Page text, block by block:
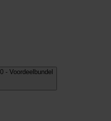
- Voordeelbundel